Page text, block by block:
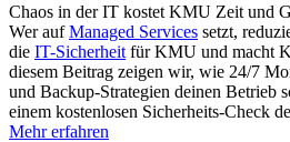
Chaos in der IT kostet KMU Zeit und
Wer aufManaged Services setzt,
die IT-Sicherheit für KMU und macht
diesem Beitrag zeigen wir, wie 24/7
und Backup-Strategien deinen Betrieb
einem kostenlosen Sicherheits-Check
Mehr erfahren